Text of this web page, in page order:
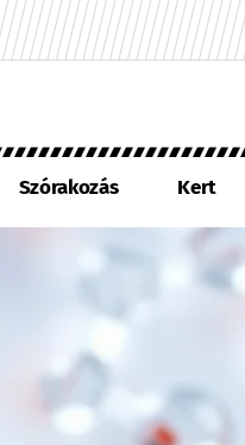
Szórakozás Kert